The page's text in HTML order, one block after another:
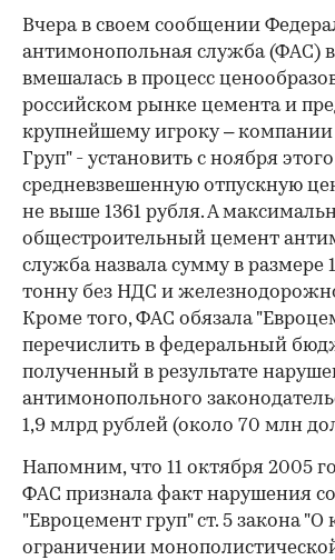
Вчера в своем сообщении
антимонопольная служба (ФАС)
вмешалась в процесс
российском рынке цемента и
крупнейшему игроку –
Груп" - установить с ноября
средневзвешенную отпускную
не выше 1361 рубля. А
общестроительный цемент
служба назвала сумму в размере
тонну без НДС и
Кроме того, ФАС обязала
перечислить в федеральный
полученный в результате
антимонопольного
1,9 млрд рублей (около 70 млн
Напомним, что 11 октября 2005
ФАС признала факт нарушения
"Евроцемент груп" ст. 5 закона
ограничении